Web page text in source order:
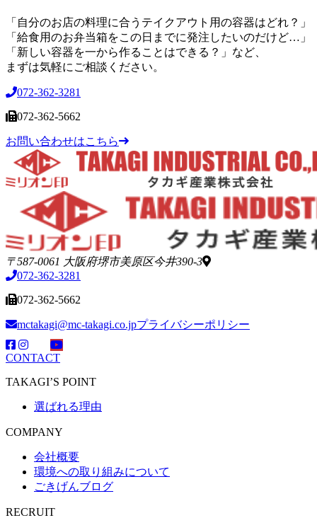
「自分のお店の料理に合うテイクアウト用の容器はどれ？」
「給食用のお弁当箱をこの日までに発注したいのだけど…」
「新しい容器を一から作ることはできる？」など、
まずは気軽にご相談ください。
072-362-3281
072-362-5662
お問い合わせはこちら
〒587-0061 大阪府堺市美原区今井390-3
072-362-3281
072-362-5662
mctakagi@mc-takagi.co.jpプライバシーポリシー
CONTACT
TAKAGI’S POINT
選ばれる理由
COMPANY
会社概要
環境への取り組みについて
ごきげんブログ
RECRUIT